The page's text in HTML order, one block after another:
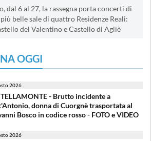
dal 6 al 27, la rassegna porta concerti di
belle sale di quattro Residenze Reali:
del Valentino e Castello di Agliè
OGGI
2026
- Brutto incidente a
donna di Cuorgnè trasportata al
Bosco in codice rosso - FOTO e VIDEO
2026